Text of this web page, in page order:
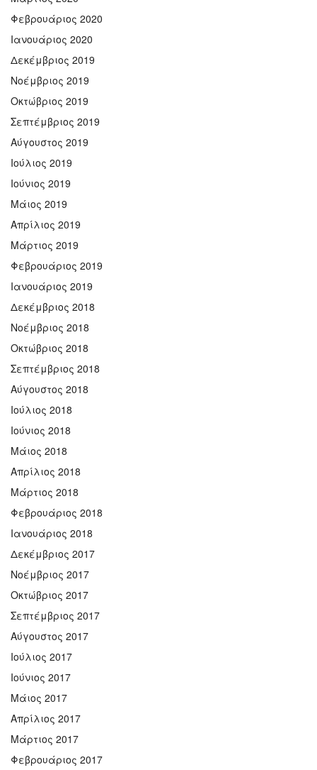
Φεβρουάριος 2020
Ιανουάριος 2020
Δεκέμβριος 2019
Νοέμβριος 2019
Οκτώβριος 2019
Σεπτέμβριος 2019
Αύγουστος 2019
Ιούλιος 2019
Ιούνιος 2019
Μάιος 2019
Απρίλιος 2019
Μάρτιος 2019
Φεβρουάριος 2019
Ιανουάριος 2019
Δεκέμβριος 2018
Νοέμβριος 2018
Οκτώβριος 2018
Σεπτέμβριος 2018
Αύγουστος 2018
Ιούλιος 2018
Ιούνιος 2018
Μάιος 2018
Απρίλιος 2018
Μάρτιος 2018
Φεβρουάριος 2018
Ιανουάριος 2018
Δεκέμβριος 2017
Νοέμβριος 2017
Οκτώβριος 2017
Σεπτέμβριος 2017
Αύγουστος 2017
Ιούλιος 2017
Ιούνιος 2017
Μάιος 2017
Απρίλιος 2017
Μάρτιος 2017
Φεβρουάριος 2017